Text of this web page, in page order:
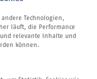
andere Technologien,
läuft, die Performance
relevante Inhalte und
können.